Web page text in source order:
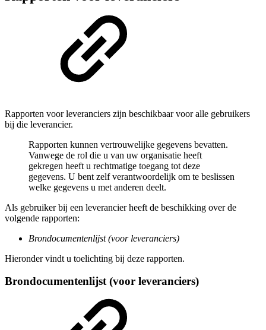
Rapporten voor leveranciers zijn beschikbaar voor alle gebruikers
bij die leverancier.
Rapporten kunnen vertrouwelijke gegevens bevatten.
Vanwege de rol die u van uw organisatie heeft
gekregen heeft u rechtmatige toegang tot deze
gegevens. U bent zelf verantwoordelijk om te beslissen
welke gegevens u met anderen deelt.
Als gebruiker bij een leverancier heeft de beschikking over de
volgende rapporten:
Brondocumentenlijst (voor leveranciers)
Hieronder vindt u toelichting bij deze rapporten.
Brondocumentenlijst (voor leveranciers)